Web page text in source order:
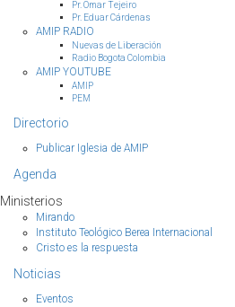
Pr. Omar Tejeiro
Pr. Eduar Cárdenas
AMIP RADIO
Nuevas de Liberación
Radio Bogota Colombia
AMIP YOUTUBE
AMIP
PEM
Directorio
Publicar Iglesia de AMIP
Agenda
Ministerios
Mirando
Instituto Teológico Berea Internacional
Cristo es la respuesta
Noticias
Eventos